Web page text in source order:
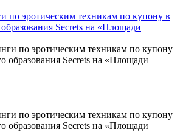
по эротическим техникам по купону в
Secrets на «Площади